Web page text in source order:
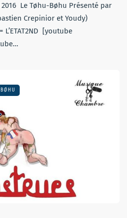
Le Tøhu-Bøhu Présenté par
Crepinior et Youdy)
L’ETAT2ND [youtube